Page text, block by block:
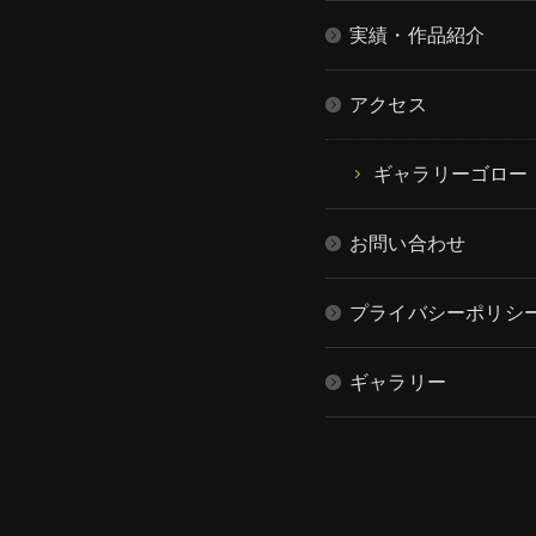
実績・作品紹介
アクセス
ギャラリーゴロー
お問い合わせ
プライバシーポリシ
ギャラリー